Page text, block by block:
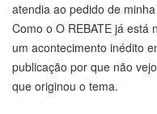
atendia ao pedido de
Como o O REBATE já está
um acontecimento inédito
publicação por que não
que originou o tema.